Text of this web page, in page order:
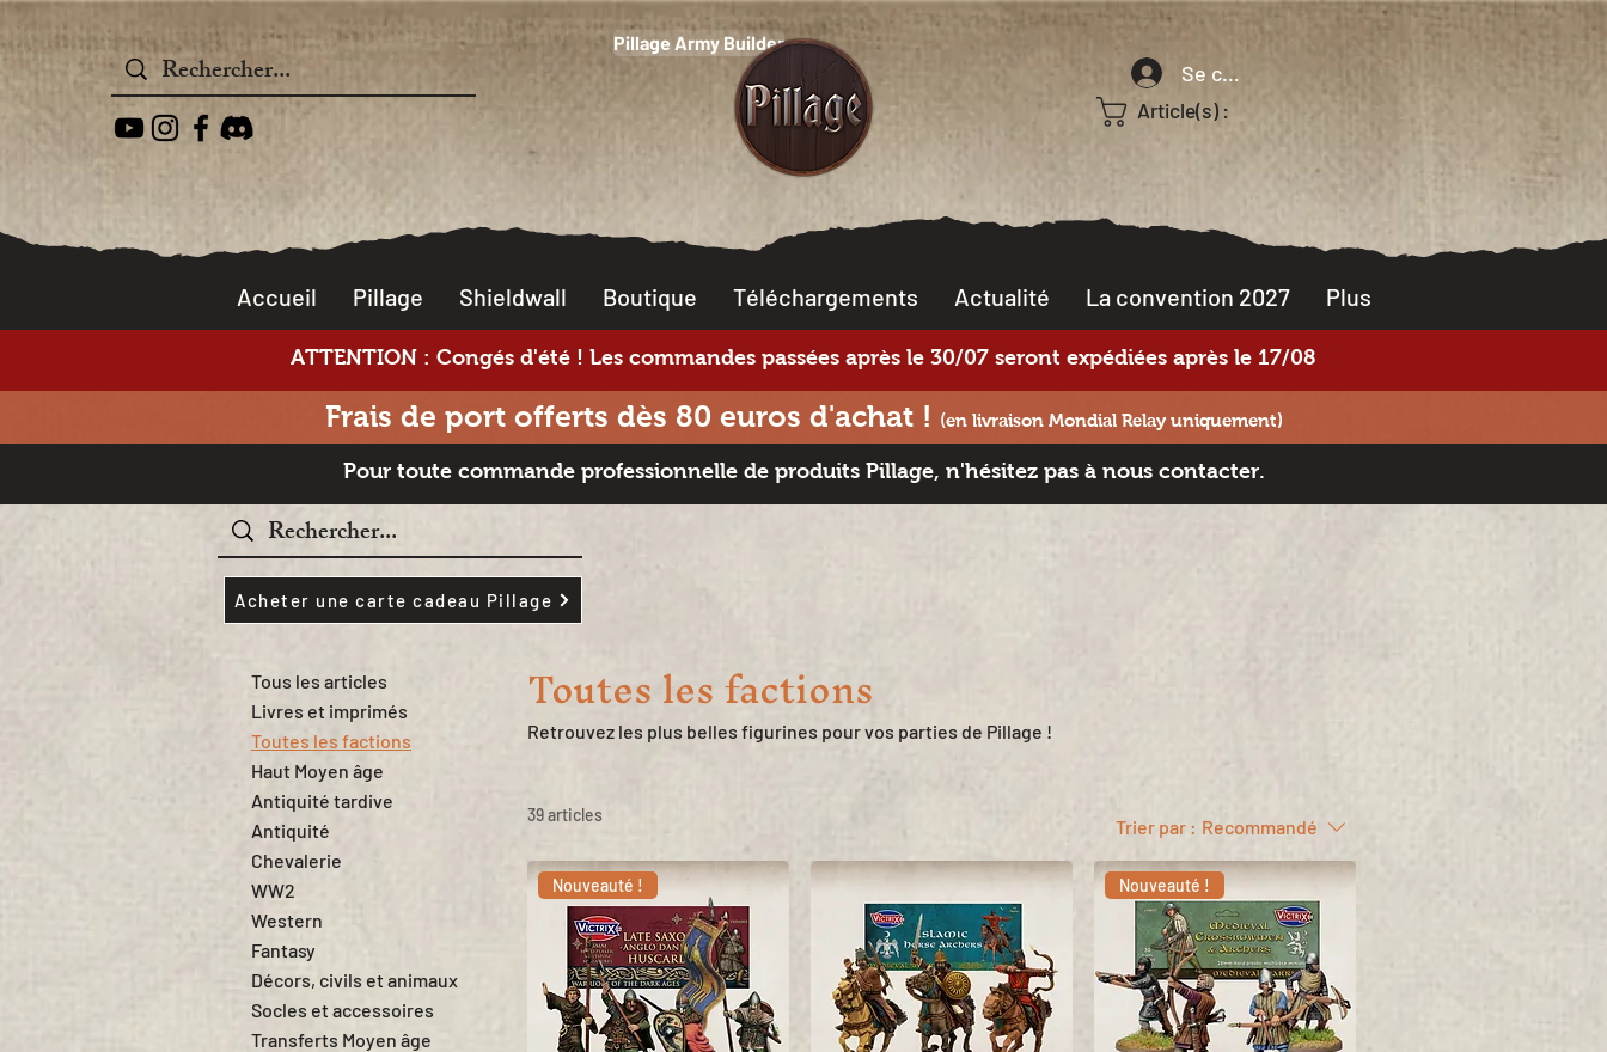
Pillage Army Builder
Se connecter
Article(s) :
Accueil Pillage Shieldwall Boutique Téléchargements Actualité La convention 2027 Plus
ATTENTION : Congés d'été ! Les commandes passées après le 30/07 seront expédiées après le 17/08
Frais de port offerts dès 80 euros d'achat ! (en livraison Mondial Relay uniquement)
Pour toute commande professionnelle de produits Pillage, n'hésitez pas à nous contacter.
Acheter une carte cadeau Pillage
Tous les articles
Livres et imprimés
Toutes les factions
Haut Moyen âge
Antiquité tardive
Antiquité
Chevalerie
WW2
Western
Fantasy
Décors, civils et animaux
Socles et accessoires
Transferts Moyen âge
Toutes les factions
Retrouvez les plus belles figurines pour vos parties de Pillage !
39 articles
Trier par : Recommandé
Nouveauté ! Nouveauté !